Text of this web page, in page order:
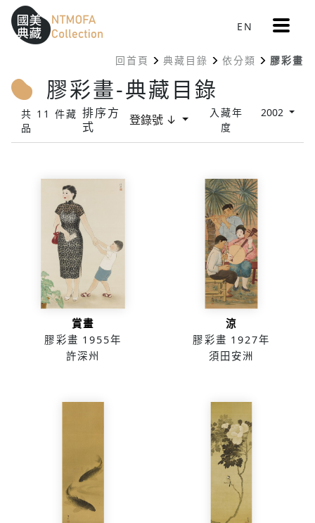
跳到中間主要內容區
網站導覽
::: EN 更
多
單
回首頁 典藏目錄 依分類 膠彩畫
膠彩畫-典藏目錄
共 11 件藏
品
排序方
式
登錄號 ↓
入藏年
度
2002
賞畫
膠彩畫 1955年
許深州
涼
膠彩畫 1927年
須田安洲